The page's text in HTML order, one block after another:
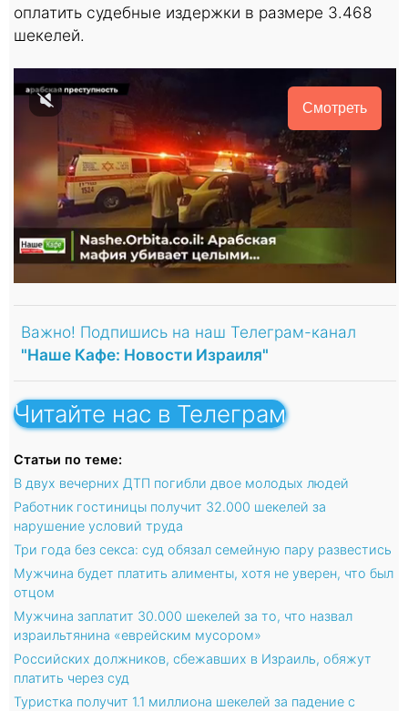
оплатить судебные издержки в размере 3.468
шекелей.
Смотреть
Важно! Подпишись на наш Телеграм-канал
"Наше Кафе: Новости Израиля"
Читайте нас в Телеграм
Статьи по теме:
В двух вечерних ДТП погибли двое молодых людей
Работник гостиницы получит 32.000 шекелей за
нарушение условий труда
Три года без секса: суд обязал семейную пару развестись
Мужчина будет платить алименты, хотя не уверен, что был
отцом
Мужчина заплатит 30.000 шекелей за то, что назвал
израильтянина «еврейским мусором»
Российских должников, сбежавших в Израиль, обяжут
платить через суд
Туристка получит 1.1 миллиона шекелей за падение с